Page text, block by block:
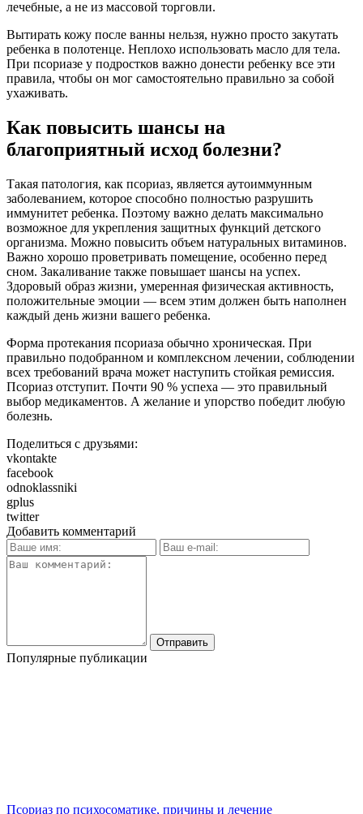
лечебные, а не из массовой торговли.
Вытирать кожу после ванны нельзя, нужно просто закутать
ребенка в полотенце. Неплохо использовать масло для тела.
При псориазе у подростков важно донести ребенку все эти
правила, чтобы он мог самостоятельно правильно за собой
ухаживать.
Как повысить шансы на
благоприятный исход болезни?
Такая патология, как псориаз, является аутоиммунным
заболеванием, которое способно полностью разрушить
иммунитет ребенка. Поэтому важно делать максимально
возможное для укрепления защитных функций детского
организма. Можно повысить объем натуральных витаминов.
Важно хорошо проветривать помещение, особенно перед
сном. Закаливание также повышает шансы на успех.
Здоровый образ жизни, умеренная физическая активность,
положительные эмоции — всем этим должен быть наполнен
каждый день жизни вашего ребенка.
Форма протекания псориаза обычно хроническая. При
правильно подобранном и комплексном лечении, соблюдении
всех требований врача может наступить стойкая ремиссия.
Псориаз отступит. Почти 90 % успеха — это правильный
выбор медикаментов. А желание и упорство победит любую
болезнь.
Поделиться с друзьями:
vkontakte
facebook
odnoklassniki
gplus
twitter
Добавить комментарий
Популярные публикации
Псориаз по психосоматике, причины и лечение